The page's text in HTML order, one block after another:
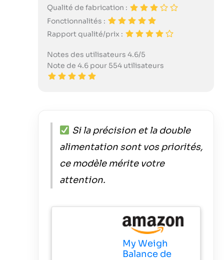
Qualité de fabrication :
Fonctionnalités :
Rapport qualité/prix :
Notes des utilisateurs 4.6/5
Note de 4.6 pour 554 utilisateurs
Si la précision et la double
alimentation sont vos priorités,
ce modèle mérite votre
attention.
My Weigh
Balance de